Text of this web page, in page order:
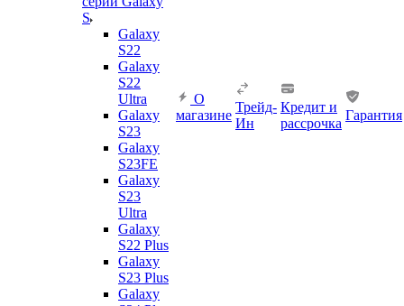
S
Galaxy
S22
Galaxy
S22
Ultra
Galaxy
S23
Galaxy
S23FE
Galaxy
S23
Ultra
Galaxy
S22 Plus
Galaxy
S23 Plus
Galaxy
О
магазине
Трейд-
Ин
Кредит и
рассрочка
Гарантия